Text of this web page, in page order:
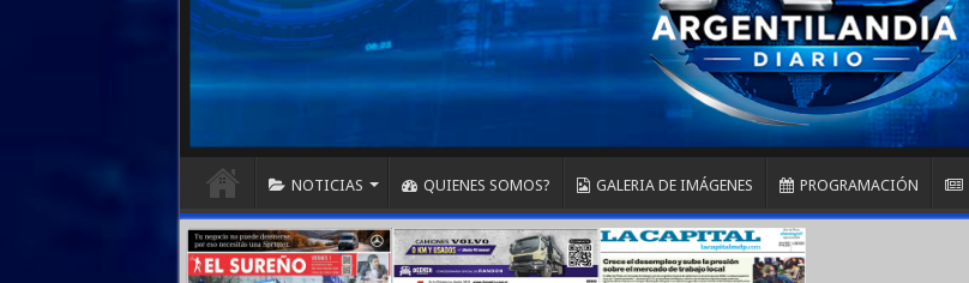
NOTICIAS QUIENES SOMOS? GALERIA DE IMÁGENES PROGRAMACIÓN